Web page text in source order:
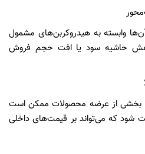
وابسته به هیدروکربن‌های مشمول
حاشیه سود یا افت حجم فروش
بخشی از عرضه محصولات ممکن است
شود که می‌تواند بر قیمت‌های داخلی